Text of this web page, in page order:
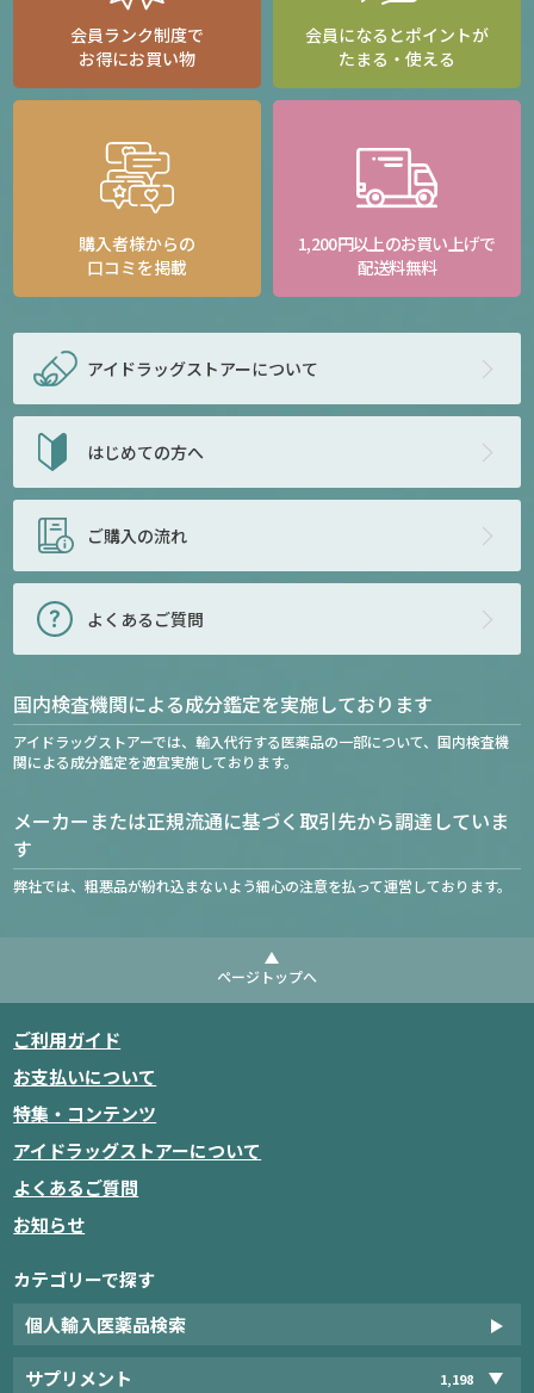
会員ランク制度で
お得にお買い物
会員になるとポイントが
たまる・使える
購入者様からの
口コミを掲載
1,200円以上のお買い上げで
配送料無料
アイドラッグストアーについて
はじめての方へ
ご購入の流れ
よくあるご質問
国内検査機関による成分鑑定を実施しております
アイドラッグストアーでは、輸入代行する医薬品の一部について、国内検査機
関による成分鑑定を適宜実施しております。
メーカーまたは正規流通に基づく取引先から調達していま
す
弊社では、粗悪品が紛れ込まないよう細心の注意を払って運営しております。
ページトップへ
ご利用ガイド
お支払いについて
特集・コンテンツ
アイドラッグストアーについて
よくあるご質問
お知らせ
カテゴリーで探す
個人輸入医薬品検索
サプリメント 1,198